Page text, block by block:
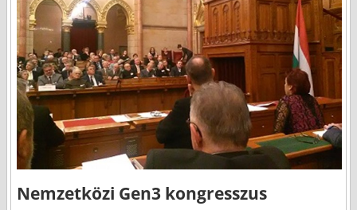
Nemzetközi Gen3 kongresszus